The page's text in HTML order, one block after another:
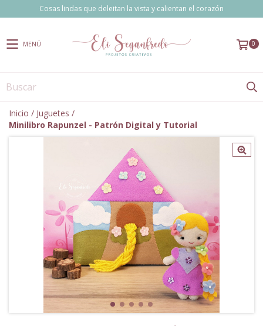
Cosas lindas que deleitan la vista y calientan el corazón
MENÚ 0
Inicio / Juguetes /
Minilibro Rapunzel - Patrón Digital y Tutorial